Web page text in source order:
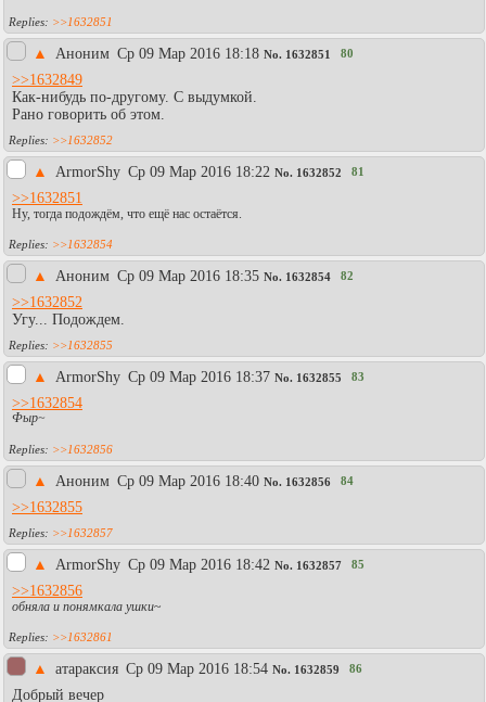
>>1632851
▲ Аноним Ср 09 Мар 2016 18:18 No. 1632851 80
>>1632849
Как-нибудь по-другому. С выдумкой.
Рано говорить об этом.
>>1632852
▲ АrmоrShy Ср 09 Мар 2016 18:22 No. 1632852 81
>>1632851
Ну, тогда подождём, что ещё нас остаётся.
>>1632854
▲ Аноним Ср 09 Мар 2016 18:35 No. 1632854 82
>>1632852
Угу... Подождем.
>>1632855
▲ АrmоrShy Ср 09 Мар 2016 18:37 No. 1632855 83
>>1632854
Фыр~
>>1632856
▲ Аноним Ср 09 Мар 2016 18:40 No. 1632856 84
>>1632855
>>1632857
▲ АrmоrShy Ср 09 Мар 2016 18:42 No. 1632857 85
>>1632856
обняла и понямкала ушки~
>>1632861
▲ атараксия Ср 09 Мар 2016 18:54 No. 1632859 86
Добрый вечер